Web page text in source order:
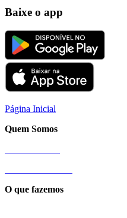
Baixe o app
Página Inicial
Quem Somos
O que fazemos